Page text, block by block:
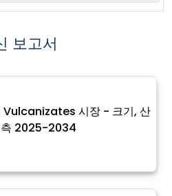
보고서
Vulcanizates 시장 - 크기, 산
측 2025-2034